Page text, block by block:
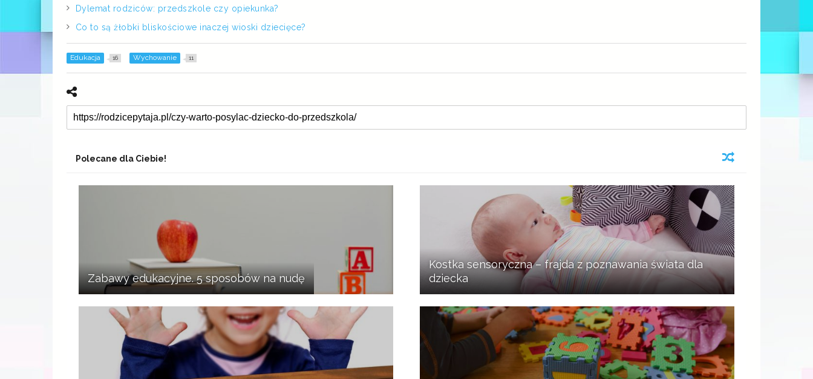
Dylemat rodziców: przedszkole czy opiekunka?
Co to są żłobki bliskościowe inaczej wioski dziecięce?
Edukacja 16 Wychowanie 11
Polecane dla Ciebie!
Zabawy edukacyjne. 5 sposobów na nudę
Kostka sensoryczna – frajda z poznawania świata dla
dziecka